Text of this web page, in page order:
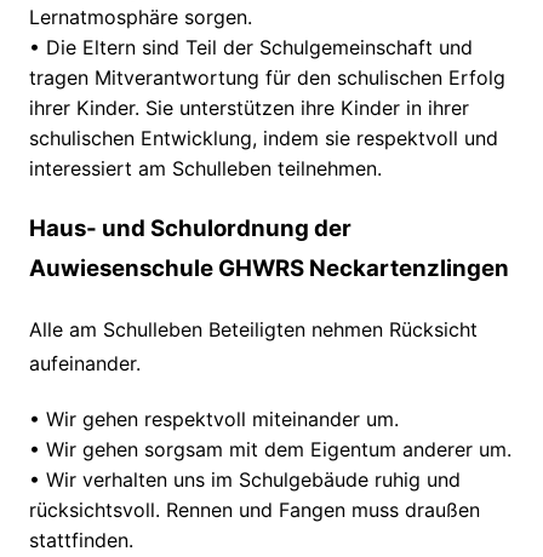
Lernatmosphäre sorgen.
• Die Eltern sind Teil der Schulgemeinschaft und
tragen Mitverantwortung für den schulischen Erfolg
ihrer Kinder. Sie unterstützen ihre Kinder in ihrer
schulischen Entwicklung, indem sie respektvoll und
interessiert am Schulleben teilnehmen.
Haus- und Schulordnung der
Auwiesenschule GHWRS Neckartenzlingen
Alle am Schulleben Beteiligten nehmen Rücksicht
aufeinander.
• Wir gehen respektvoll miteinander um.
• Wir gehen sorgsam mit dem Eigentum anderer um.
• Wir verhalten uns im Schulgebäude ruhig und
rücksichtsvoll. Rennen und Fangen muss draußen
stattfinden.